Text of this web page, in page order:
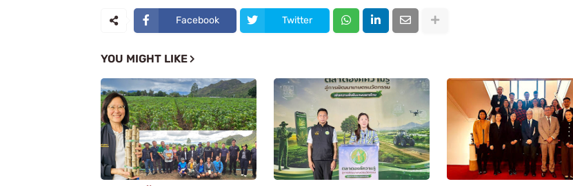
Facebook Twitter
YOU MIGHT LIKE